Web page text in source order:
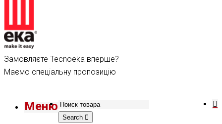
Замовляєте Tecnoeka вперше?
Маємо спеціальну пропозицію
Меню
Search